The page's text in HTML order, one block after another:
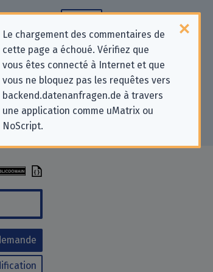
Le chargement des commentaires de
cette page a échoué. Vérifiez que
vous êtes connecté à Internet et que
vous ne bloquez pas les requêtes vers
backend.datenanfragen.de à travers
une application comme uMatrix ou
NoScript.
à la
mbH